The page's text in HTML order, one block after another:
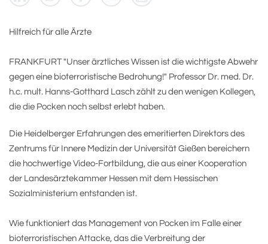
Hilfreich für alle Ärzte
FRANKFURT "Unser ärztliches Wissen ist die wichtigste Abwehr
gegen eine bioterroristische Bedrohung!" Professor Dr. med. Dr.
h.c. mult. Hanns-Gotthard Lasch zählt zu den wenigen Kollegen,
die die Pocken noch selbst erlebt haben.
Die Heidelberger Erfahrungen des emeritierten Direktors des
Zentrums für Innere Medizin der Universität Gießen bereichern
die hochwertige Video-Fortbildung, die aus einer Kooperation
der Landesärztekammer Hessen mit dem Hessischen
Sozialministerium entstanden ist.
Wie funktioniert das Management von Pocken im Falle einer
bioterroristischen Attacke, das die Verbreitung der